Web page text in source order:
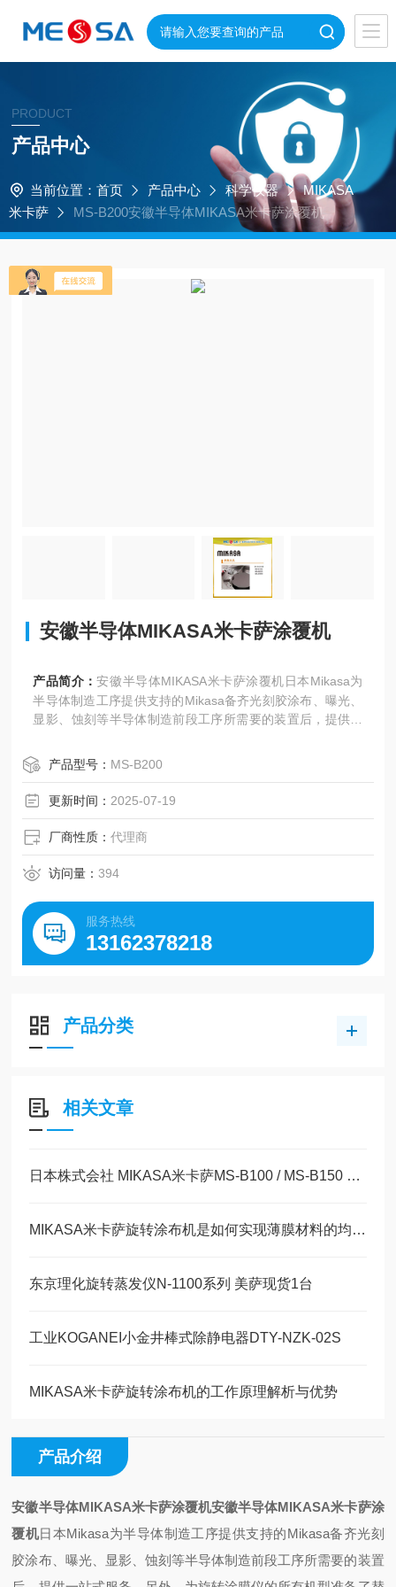
PRODUCT
产品中心
当前位置： 首页 产品中心 科学仪器
MIKASA
米卡萨
MS-B200安徽半导体MIKASA米卡萨涂覆机
安徽半导体MIKASA米卡萨涂覆机
产品简介：安徽半导体MIKASA米卡萨涂覆机日本Mikasa为
半导体制造工序提供支持的Mikasa备齐光刻胶涂布、曝光、
显影、蚀刻等半导体制造前段工序所需要的装置后，提供一
机，可在发生故障时尽早应对，且在销售后提供快捷周到的
售后服务。
产品型号： MS-B200
更新时间： 2025-07-19
厂商性质：代理商
访问量：394
服务热线
13162378218
产品分类
相关文章
日本株式会社 MIKASA米卡萨MS-B100 / MS-B150 实验室旋涂机（匀胶机）
MIKASA米卡萨旋转涂布机是如何实现薄膜材料的均匀涂覆的?
东京理化旋转蒸发仪N-1100系列 美萨现货1台
工业KOGANEI小金井棒式除静电器DTY-NZK-02S
MIKASA米卡萨旋转涂布机的工作原理解析与优势
产品介绍
安徽半导体MIKASA米卡萨涂覆机安徽半导体MIKASA米卡萨涂
覆机日本Mikasa为半导体制造工序提供支持的Mikasa备齐光刻
胶涂布、曝光、显影、蚀刻等半导体制造前段工序所需要的装置